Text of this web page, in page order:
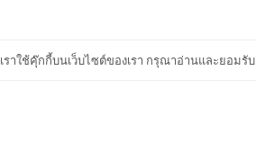
เราใช้คุ๊กกี้บนเว็บไซต์ของเรา กรุณาอ่านและยอมรับ